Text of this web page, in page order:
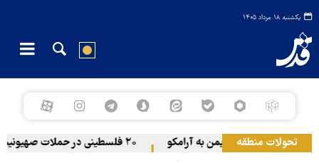
یکشنبه ۱۸ مرداد ۱۴۰۵
تحولات منطقهعراق حمله یمن به آرامکو ۲۰ فلسطینی در حملات صهیونیست‌ها و شهرک‌نشینان در کرانه باختری زخمی شدند